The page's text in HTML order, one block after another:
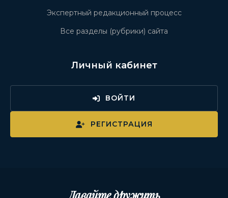
Экспертный редакционный процесс
Все разделы (рубрики) сайта
Личный кабинет
ВОЙТИ
РЕГИСТРАЦИЯ